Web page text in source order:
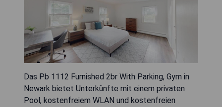
Das Pb 1112 Furnished 2br With Parking, Gym in
Newark bietet Unterkünfte mit einem privaten
Pool, kostenfreiem WLAN und kostenfreien